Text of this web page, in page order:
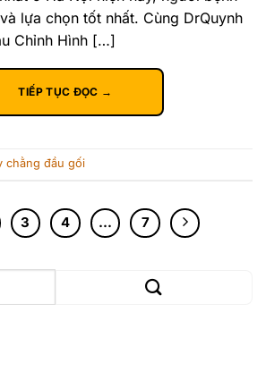
lựa chọn tốt nhất. Cùng DrQuynh
Chỉnh Hình […]
TIẾP TỤC ĐỌC →
chằng đầu gối
3 4 … 7